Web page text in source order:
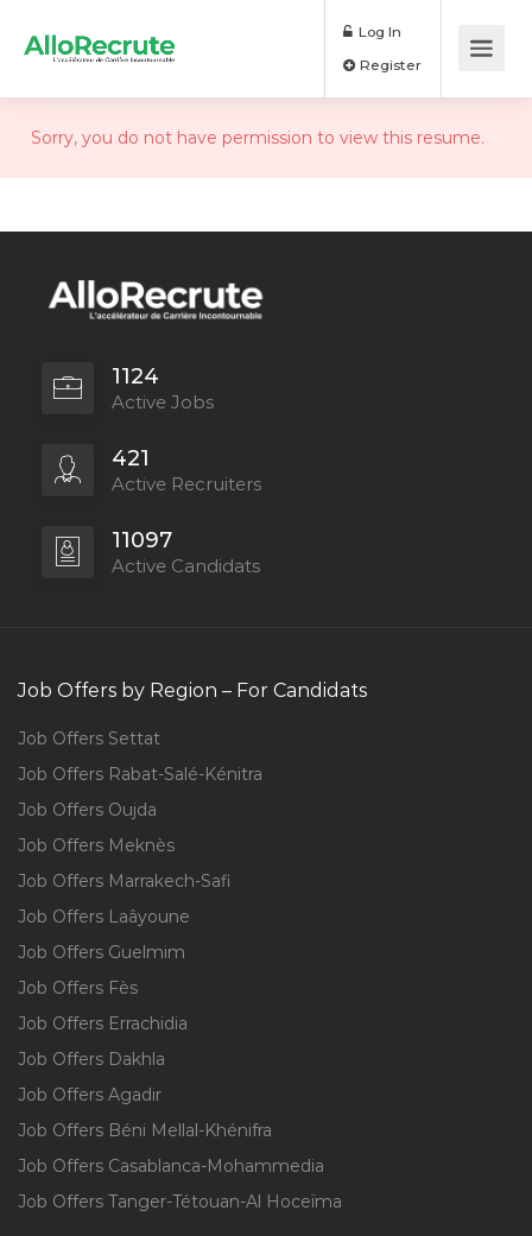
Log In
Sorry, you do not have permission to view this resume.
1124
Active Jobs
421
Active Recruiters
11097
Active Candidats
Job Offers by Region – For Candidats
Job Offers Settat
Job Offers Rabat-Salé-Kénitra
Job Offers Oujda
Job Offers Meknès
Job Offers Marrakech-Safi
Job Offers Laâyoune
Job Offers Guelmim
Job Offers Fès
Job Offers Errachidia
Job Offers Dakhla
Job Offers Agadir
Job Offers Béni Mellal-Khénifra
Job Offers Casablanca-Mohammedia
Job Offers Tanger-Tétouan-Al Hoceïma